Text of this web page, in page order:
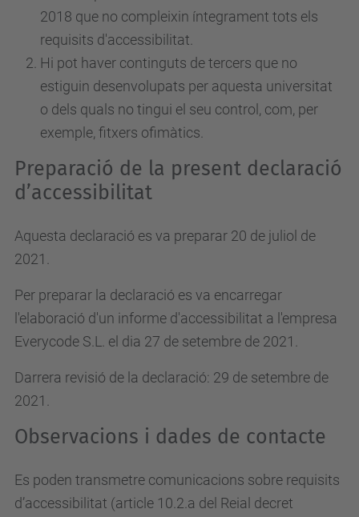
2018 que no compleixin íntegrament tots els
requisits d'accessibilitat.
Hi pot haver continguts de tercers que no
estiguin desenvolupats per aquesta universitat
o dels quals no tingui el seu control, com, per
exemple, fitxers ofimàtics.
Preparació de la present declaració
d’accessibilitat
Aquesta declaració es va preparar 20 de juliol de
2021.
Per preparar la declaració es va encarregar
l'elaboració d'un informe d'accessibilitat a l'empresa
Everycode S.L. el dia 27 de setembre de 2021.
Darrera revisió de la declaració: 29 de setembre de
2021.
Observacions i dades de contacte
Es poden transmetre comunicacions sobre requisits
d’accessibilitat (article 10.2.a del Reial decret